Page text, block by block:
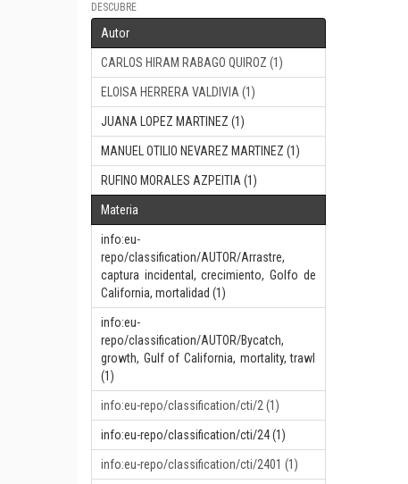
DESCUBRE
Autor
CARLOS HIRAM RABAGO QUIROZ (1)
ELOISA HERRERA VALDIVIA (1)
JUANA LOPEZ MARTINEZ (1)
MANUEL OTILIO NEVAREZ MARTINEZ (1)
RUFINO MORALES AZPEITIA (1)
Materia
info:eu-
repo/classification/AUTOR/Arrastre,
captura incidental, crecimiento, Golfo de
California, mortalidad (1)
info:eu-
repo/classification/AUTOR/Bycatch,
growth, Gulf of California, mortality, trawl
(1)
info:eu-repo/classification/cti/2 (1)
info:eu-repo/classification/cti/24 (1)
info:eu-repo/classification/cti/2401 (1)